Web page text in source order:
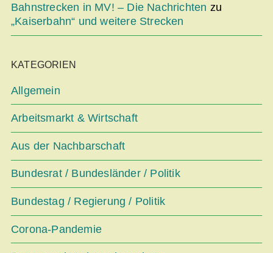
Bahnstrecken in MV! – Die Nachrichten zu
„Kaiserbahn“ und weitere Strecken
KATEGORIEN
Allgemein
Arbeitsmarkt & Wirtschaft
Aus der Nachbarschaft
Bundesrat / Bundesländer / Politik
Bundestag / Regierung / Politik
Corona-Pandemie